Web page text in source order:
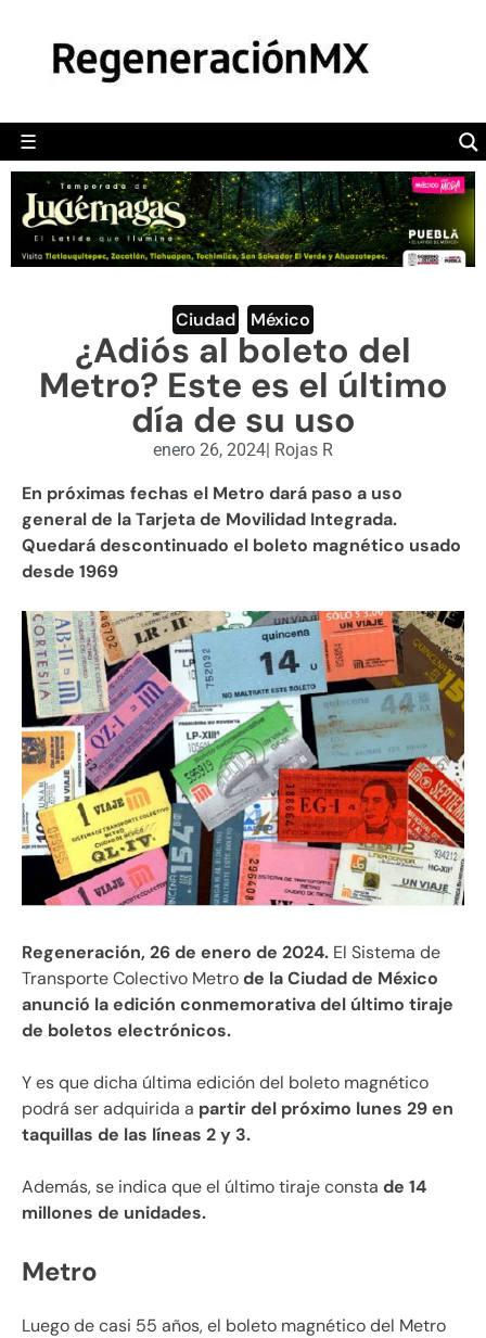
☰
POLÍTICA
CAMALEÓN
OPINIÓN
DEPORTES
ENGLISH SECTION
VIDEOS
Ciudad México
¿Adiós al boleto del
Metro? Este es el último
día de su uso
enero 26, 2024| Rojas R
En próximas fechas el Metro dará paso a uso
general de la Tarjeta de Movilidad Integrada.
Quedará descontinuado el boleto magnético usado
desde 1969
Regeneración, 26 de enero de 2024. El Sistema de
Transporte Colectivo Metrode la Ciudad de México
anunció la edición conmemorativa del último tiraje
de boletos electrónicos.
Y es que dicha última edición del boleto magnético
podrá ser adquirida a partir del próximo lunes 29 en
taquillas de las líneas 2 y 3.
Además, se indica que el último tiraje consta de 14
millones de unidades.
Metro
Luego de casi 55 años, el boleto magnético del Metro